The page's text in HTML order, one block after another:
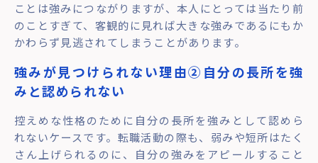
ことは強みにつながりますが、本人にとっては当たり前
のことすぎて、客観的に見れば大きな強みであるにもか
かわらず見逃されてしまうことがあります。
強みが見つけられない理由②自分の長所を強
みと認められない
控えめな性格のために自分の長所を強みとして認めら
れないケースです。転職活動の際も、弱みや短所はたく
さん上げられるのに、自分の強みをアピールすること